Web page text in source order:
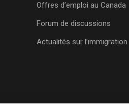
Offres d’emploi au Canada
Forum de discussions
Actualités sur l’immigration